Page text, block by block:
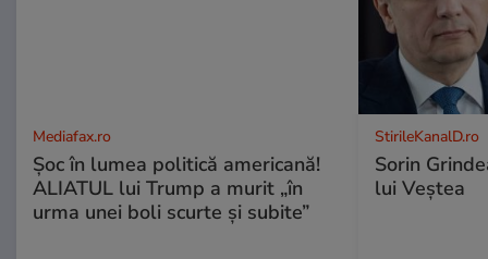
Mediafax.ro
Șoc în lumea politică americană!
ALIATUL lui Trump a murit „în
urma unei boli scurte și subite”
StirileKanalD.ro
Sorin
lui Veștea